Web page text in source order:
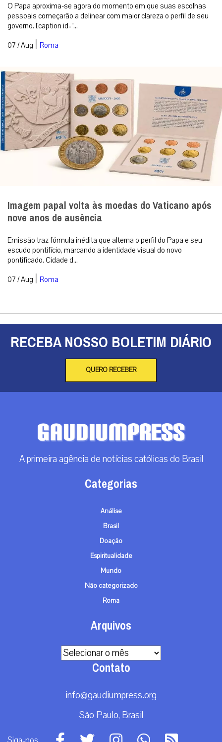
O Papa aproxima-se agora do momento em que suas escolhas
pessoais começarão a delinear com maior clareza o perfil de seu
governo. [caption id=”...
07 / Aug | Roma
Imagem papal volta às moedas do Vaticano após
nove anos de ausência
Emissão traz fórmula inédita que alterna o perfil do Papa e seu
escudo pontifício, marcando a identidade visual do novo
pontificado. Cidade d...
07 / Aug | Roma
RECEBA NOSSO BOLETIM DIÁRIO
QUERO RECEBER
A primeira agência de notícias católicas do Brasil
Categorias
Análise
Brasil
Doação
Espiritualidade
Mundo
Não categorizado
Roma
Arquivos
Arquivos
Contato
info@gaudiumpress.org
São Paulo, Brasil